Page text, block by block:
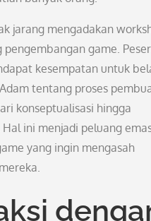
jarang mengadakan
game.
kesempatan untuk
tentang proses
konseptualisasi hingga
ini menjadi peluang
yang ingin mengasah